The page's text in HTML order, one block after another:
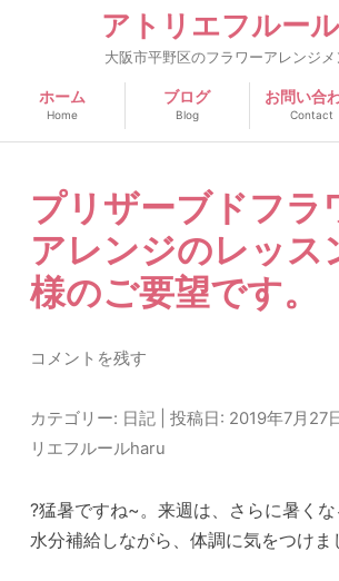
アトリエフルー
大阪市平野区のフラワーアレンジ
ホーム
Home
ブログ
Blog
お問い合
Contact
プリザーブドフラ
アレンジのレッ
様のご要望です。
コメントを残す
カテゴリー: 日記 | 投稿日: 2019年7月27
リエフルールharu
?猛暑ですね~。来週は、さらに暑くな
水分補給しながら、体調に気をつけま